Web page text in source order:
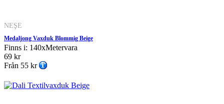
NEŞE
Medaljong Vaxduk Blommig Beige
Finns i: 140xMetervara
69 kr
Från 55 kr